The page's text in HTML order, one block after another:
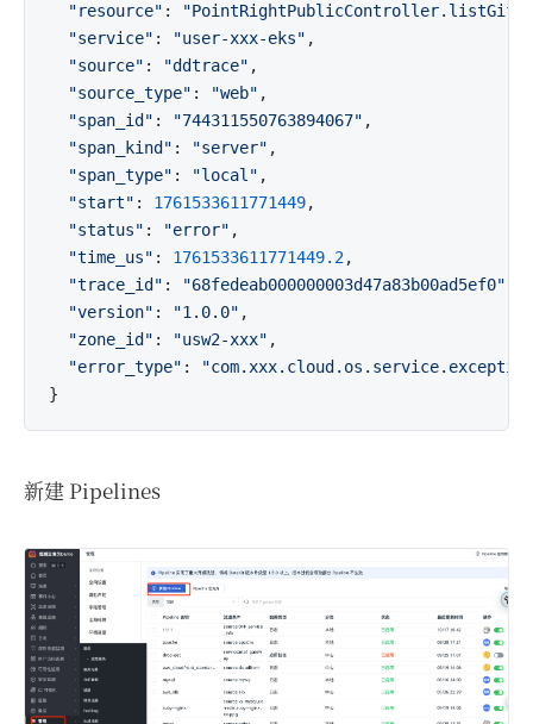
"resource" :
"service" : "user-xxx-eks" ,
"source" : "ddtrace" ,
"source_type" : "web" ,
"span_id" : "744311550763894067" ,
"span_kind" : "server" ,
"span_type" : "local" ,
"start" : 1761533611771449,
"status" : "error" ,
"time_us" : 1761533611771449.2,
"trace_id" : "68fedeab000000003d47a83b00ad5ef0"
"version" : "1.0.0" ,
"zone_id" : "usw2-xxx" ,
"error_type" :
新建 Pipelines